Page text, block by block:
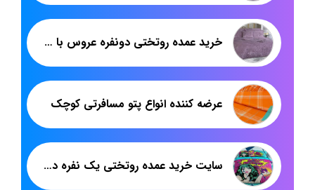
خرید عمده روتختی دونفره عروس با قیمت تولیدی
عرضه کننده انواع پتو مسافرتی کوچک
سایت خرید عمده روتختی یک نفره دخترانه عروسکی